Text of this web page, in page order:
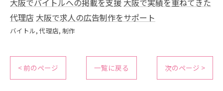
大阪でバイトルへの掲載を支援 大阪で実績を重ねてきた
代理店 大阪で求人の広告制作をサポート
バイトル 代理店 制作
< 前のページ 一覧に戻る 次のページ >